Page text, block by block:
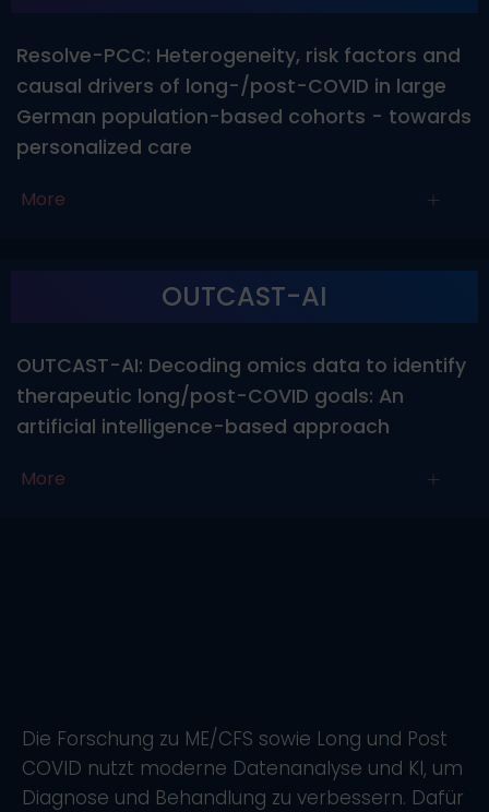
Resolve-PCC: Heterogeneity, risk factors and
causal drivers of long-/post-COVID in large
German population-based cohorts - towards
personalized care
More
OUTCAST-AI
OUTCAST-AI: Decoding omics data to identify
therapeutic long/post-COVID goals: An
artificial intelligence-based approach
More
Die Forschung zu ME/CFS sowie Long und Post
COVID nutzt moderne Datenanalyse und KI, um
Diagnose und Behandlung zu verbessern. Dafür